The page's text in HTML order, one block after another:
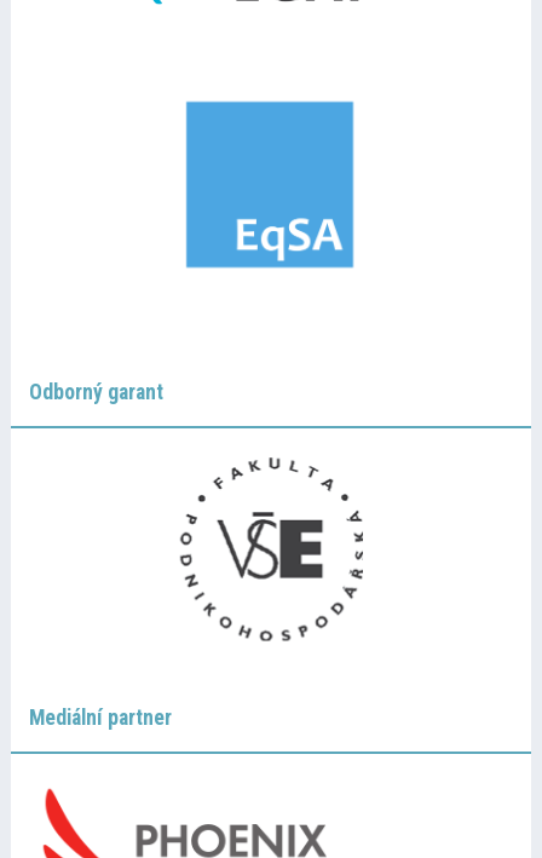
Odborný garant
Mediální partner